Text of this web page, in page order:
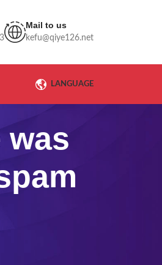
Mail to us
kefu@qiye126.net
LANGUAGE
was